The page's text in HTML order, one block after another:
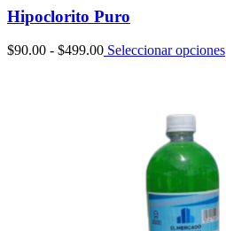
Hipoclorito Puro
$90.00 - $499.00Rango
Seleccionar opciones